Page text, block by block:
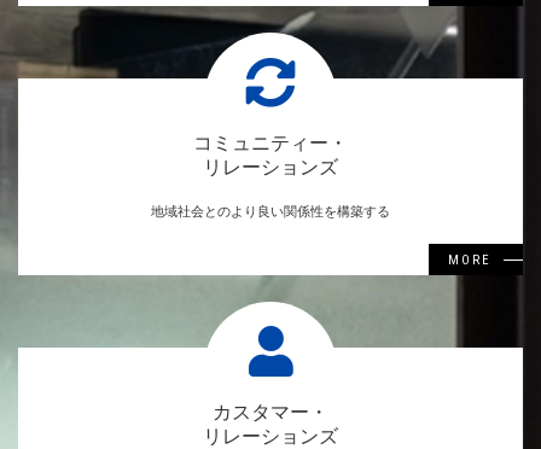
コミュニティー・
リレーションズ
地域社会とのより良い関係性を構築する
MORE
カスタマー・
リレーションズ